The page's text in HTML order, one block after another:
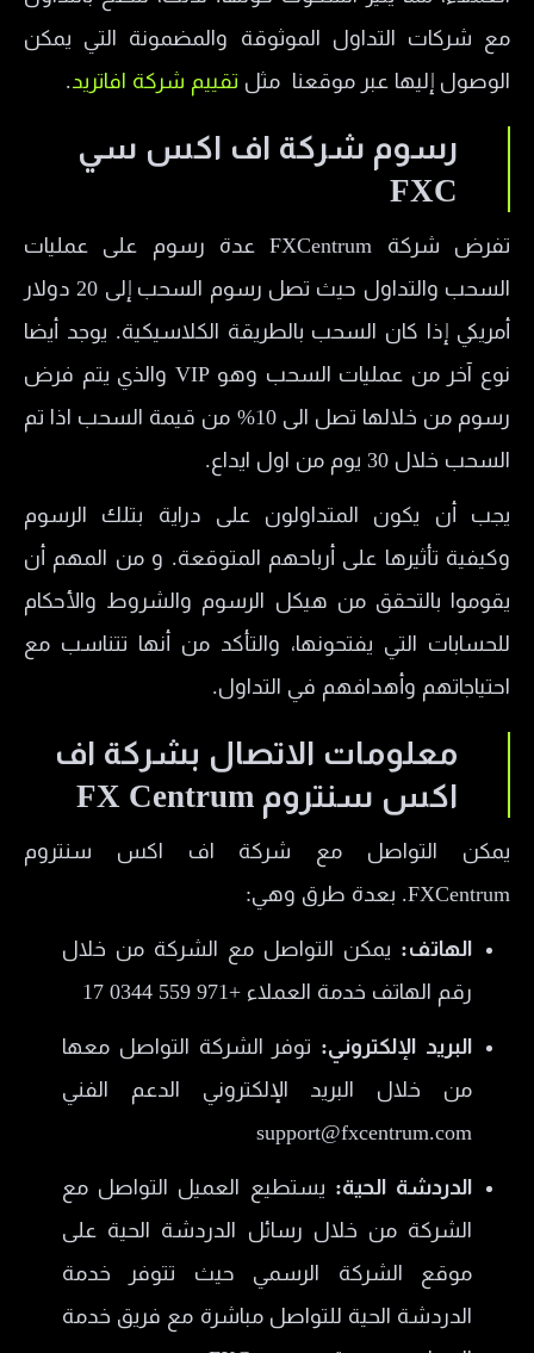
مع شركات التداول الموثوقة والمضمونة التي يمكن
الوصول إليها عبر موقعنا مثل تقييم شركة افاتريد.
رسوم شركة اف اكس سي
FXC
تفرض شركة FXCentrum عدة رسوم على عمليات
السحب والتداول حيث تصل رسوم السحب إلى 20 دولار
أمريكي إذا كان السحب بالطريقة الكلاسيكية. يوجد أيضا
نوع آخر من عمليات السحب وهو VIP والذي يتم فرض
رسوم من خلالها تصل الى 10% من قيمة السحب اذا تم
السحب خلال 30 يوم من اول ايداع.
يجب أن يكون المتداولون على دراية بتلك الرسوم
وكيفية تأثيرها على أرباحهم المتوقعة. و من المهم أن
يقوموا بالتحقق من هيكل الرسوم والشروط والأحكام
للحسابات التي يفتحونها، والتأكد من أنها تتناسب مع
احتياجاتهم وأهدافهم في التداول.
معلومات الاتصال بشركة اف
اكس سنتروم FX Centrum
يمكن التواصل مع شركة اف اكس سنتروم
FXCentrum. بعدة طرق وهي:
الهاتف: يمكن التواصل مع الشركة من خلال
رقم الهاتف خدمة العملاء +971 559 0344 17
البريد الإلكتروني: توفر الشركة التواصل معها
من خلال البريد الإلكتروني الدعم الفني
support@fxcentrum.com
الدردشة الحية: يستطيع العميل التواصل مع
الشركة من خلال رسائل الدردشة الحية على
موقع الشركة الرسمي حيث تتوفر خدمة
الدردشة الحية للتواصل مباشرة مع فريق خدمة